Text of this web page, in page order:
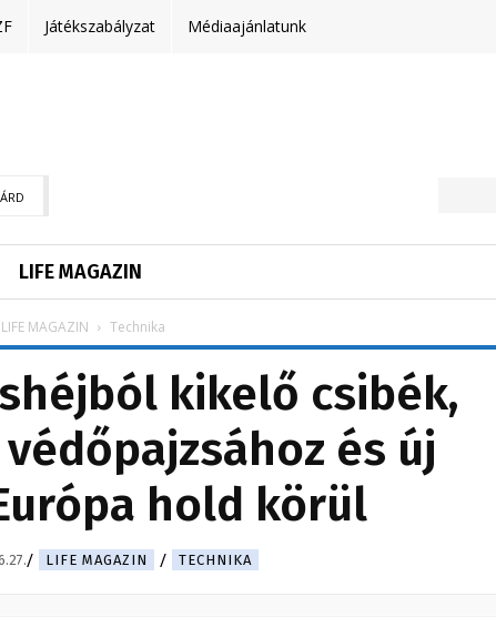
Játékszabályzat Médiaajánlatunk
LIFE MAGAZIN
LIFE MAGAZIN Technika
kikelő csibék,
és új
hold körül
LIFE MAGAZIN TECHNIKA